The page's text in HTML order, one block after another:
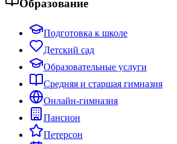
Образование
Подготовка к школе
Детский сад
Образовательные услуги
Средняя и старшая гимназия
Онлайн-гимназия
Пансион
Петерсон